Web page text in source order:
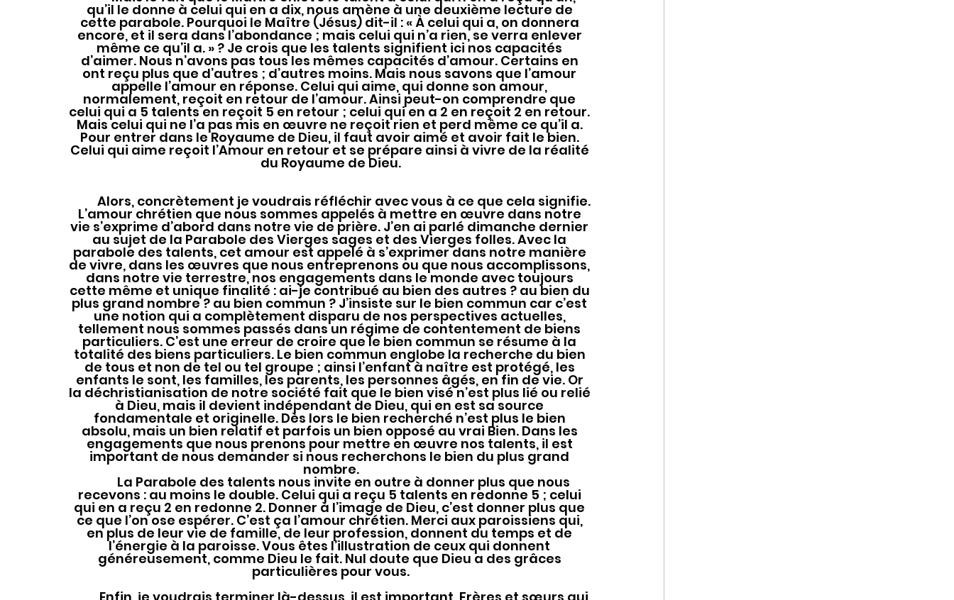
qu’il le donne à celui qui en a dix, nous amène à une deuxième lecture de
cette parabole. Pourquoi le Maître (Jésus) dit-il : « À celui qui a, on donnera
encore, et il sera dans l’abondance ; mais celui qui n’a rien, se verra enlever
même ce qu’il a. » ? Je crois que les talents signifient ici nos capacités
d’aimer. Nous n’avons pas tous les mêmes capacités d’amour. Certains en
ont reçu plus que d’autres ; d’autres moins. Mais nous savons que l’amour
appelle l’amour en réponse. Celui qui aime, qui donne son amour,
normalement, reçoit en retour de l’amour. Ainsi peut-on comprendre que
celui qui a 5 talents en reçoit 5 en retour ; celui qui en a 2 en reçoit 2 en retour.
Mais celui qui ne l’a pas mis en œuvre ne reçoit rien et perd même ce qu’il a.
Pour entrer dans le Royaume de Dieu, il faut avoir aimé et avoir fait le bien.
Celui qui aime reçoit l’Amour en retour et se prépare ainsi à vivre de la réalité
du Royaume de Dieu.
L’amour chrétien que nous sommes appelés à mettre en œuvre dans notre
vie s’exprime d’abord dans notre vie de prière. J’en ai parlé dimanche dernier
au sujet de la Parabole des Vierges sages et des Vierges folles. Avec la
parabole des talents, cet amour est appelé à s’exprimer dans notre manière
de vivre, dans les œuvres que nous entreprenons ou que nous accomplissons,
dans notre vie terrestre, nos engagements dans le monde avec toujours
cette même et unique finalité : ai-je contribué au bien des autres ? au bien du
plus grand nombre ? au bien commun ? J’insiste sur le bien commun car c’est
une notion qui a complètement disparu de nos perspectives actuelles,
tellement nous sommes passés dans un régime de contentement de biens
particuliers. C’est une erreur de croire que le bien commun se résume à la
totalité des biens particuliers. Le bien commun englobe la recherche du bien
de tous et non de tel ou tel groupe ; ainsi l’enfant à naître est protégé, les
enfants le sont, les familles, les parents, les personnes âgés, en fin de vie. Or
la déchristianisation de notre société fait que le bien visé n’est plus lié ou relié
à Dieu, mais il devient indépendant de Dieu, qui en est sa source
fondamentale et originelle. Dès lors le bien recherché n’est plus le bien
absolu, mais un bien relatif et parfois un bien opposé au vrai Bien. Dans les
engagements que nous prenons pour mettre en œuvre nos talents, il est
important de nous demander si nous recherchons le bien du plus grand
nombre.
recevons : au moins le double. Celui qui a reçu 5 talents en redonne 5 ; celui
qui en a reçu 2 en redonne 2. Donner à l’image de Dieu, c’est donner plus que
ce que l’on ose espérer. C’est ça l’amour chrétien. Merci aux paroissiens qui,
en plus de leur vie de famille, de leur profession, donnent du temps et de
l’énergie à la paroisse. Vous êtes l’illustration de ceux qui donnent
généreusement, comme Dieu le fait. Nul doute que Dieu a des grâces
particulières pour vous.